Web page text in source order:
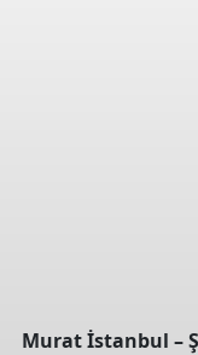
Murat İstanbul –